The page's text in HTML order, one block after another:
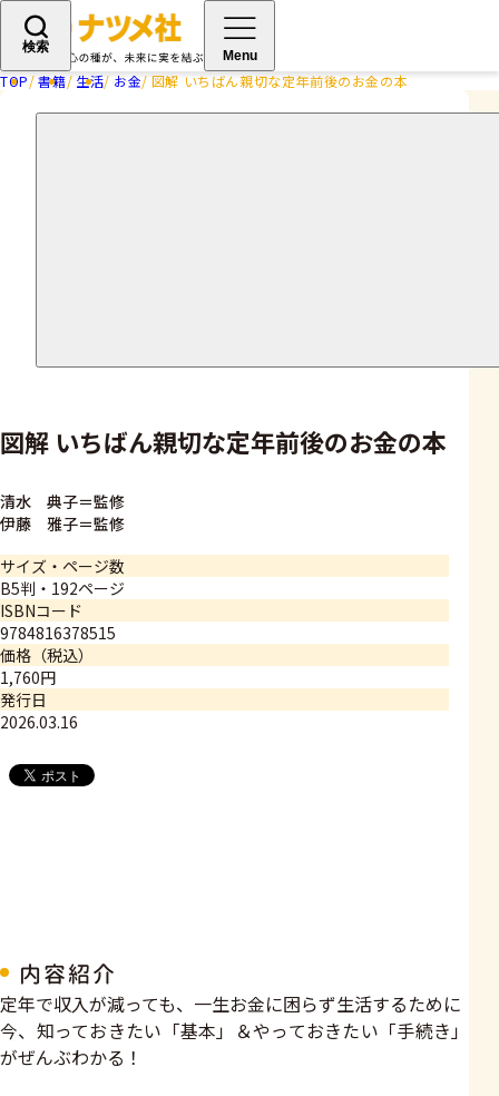
検索
Menu
TOP 書籍 生活 お金 図解 いちばん親切な定年前後のお金の本
図解 いちばん親切な定年前後のお金の本
清水 典子＝監修
伊藤 雅子＝監修
サイズ・ページ数
B5判・192ページ
ISBNコード
9784816378515
価格（税込）
1,760円
発行日
2026.03.16
内容紹介
定年で収入が減っても、一生お金に困らず生活するために
今、知っておきたい「基本」＆やっておきたい「手続き」
がぜんぶわかる！